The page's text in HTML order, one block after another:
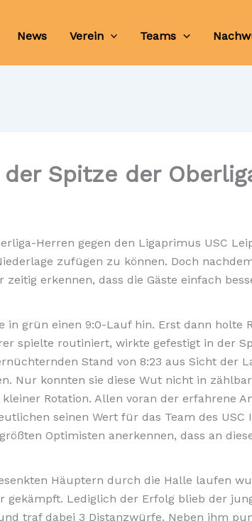
News Verein Teams
Spitze der
Herren gegen den Ligaprimus USC
zufügen zu können. Doch
erkennen, dass die Gäste einfach
in grün einen 9:0-Lauf hin. Erst dann holte
spielte routiniert, wirkte gefestigt in der
Stand von 8:23 aus Sicht der
Nur konnten sie diese Wut nicht in
Rotation. Allen voran der erfahrene
seinen Wert für das Team des
Optimisten anerkennen, dass an
Häuptern durch die Halle laufen
Lediglich der Erfolg blieb der
traf dabei 3 Distanzwürfe. Neben ihm